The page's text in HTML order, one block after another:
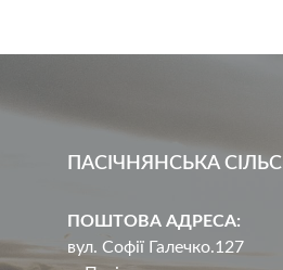
ПАСІЧНЯНСЬКА
ПОШТОВА АДРЕСА:
вул. Софії Галечко.127